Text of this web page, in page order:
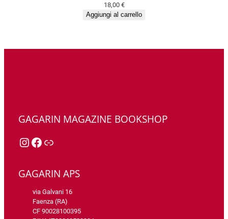
18,00 €
Aggiungi al carrello
GAGARIN MAGAZINE BOOKSHOP
Instagram Facebook Link
GAGARIN APS
via Galvani 16
Faenza (RA)
CF 90028100395